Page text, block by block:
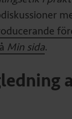
Min sida.